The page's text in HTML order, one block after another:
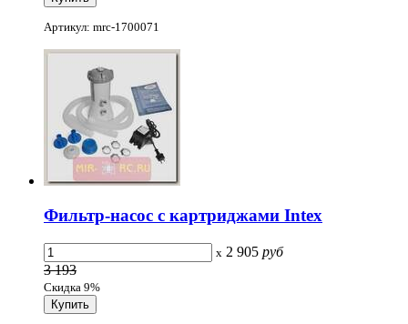
Артикул: mrc-1700071
Фильтр-насос с картриджами Intex
x 2 905 руб
3 193
Скидка 9%